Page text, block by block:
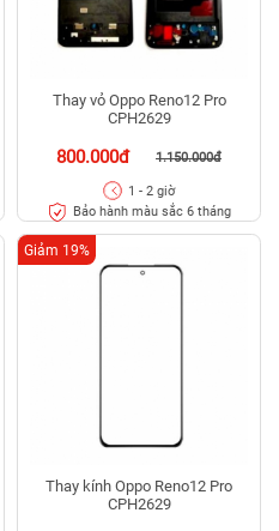
Thay vỏ Oppo Reno12 Pro
CPH2629
800.000đ 1.150.000đ
1 - 2 giờ
Bảo hành màu sắc 6 tháng
Thay kính Oppo Reno12 Pro
CPH2629
Giảm 19%